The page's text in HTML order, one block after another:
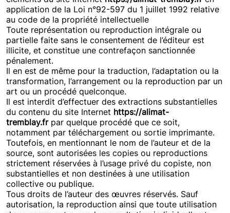
application de la Loi n°92-597 du 1 juillet 1992 relative
au code de la propriété intellectuelle
Toute représentation ou reproduction intégrale ou
partielle faite sans le consentement de l’éditeur est
illicite, et constitue une contrefaçon sanctionnée
pénalement.
Il en est de même pour la traduction, l’adaptation ou la
transformation, l’arrangement ou la reproduction par un
art ou un procédé quelconque.
Il est interdit d’effectuer des extractions substantielles
du contenu du site Internet https://alimat-
tremblay.fr par quelque procédé que ce soit,
notamment par téléchargement ou sortie imprimante.
Toutefois, en mentionnant le nom de l’auteur et de la
source, sont autorisées les copies ou reproductions
strictement réservées à l’usage privé du copiste, non
substantielles et non destinées à une utilisation
collective ou publique.
Tous droits de l’auteur des œuvres réservés. Sauf
autorisation, la reproduction ainsi que toute utilisation